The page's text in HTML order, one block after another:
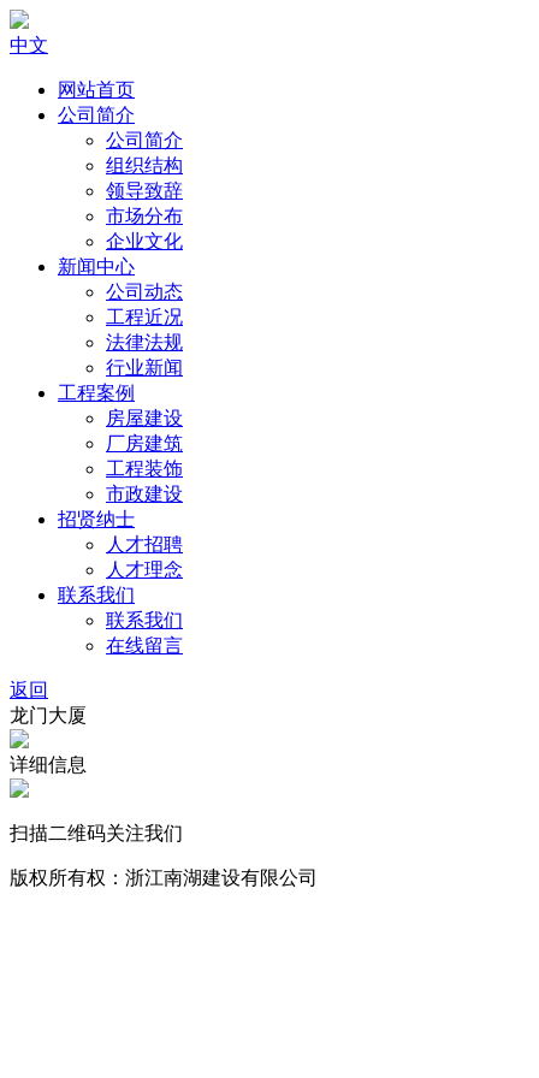
中文
网站首页
公司简介
公司简介
组织结构
领导致辞
市场分布
企业文化
新闻中心
公司动态
工程近况
法律法规
行业新闻
工程案例
房屋建设
厂房建筑
工程装饰
市政建设
招贤纳士
人才招聘
人才理念
联系我们
联系我们
在线留言
返回
龙门大厦
详细信息
扫描二维码关注我们
版权所有权：浙江南湖建设有限公司